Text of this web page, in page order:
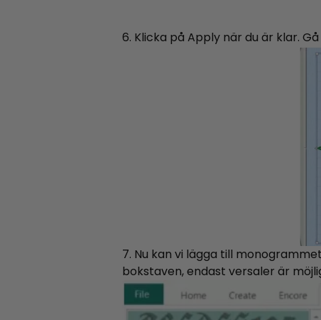
6. Klicka på Apply när du är klar.
7. Nu kan vi lägga till
bokstaven, endast versaler är